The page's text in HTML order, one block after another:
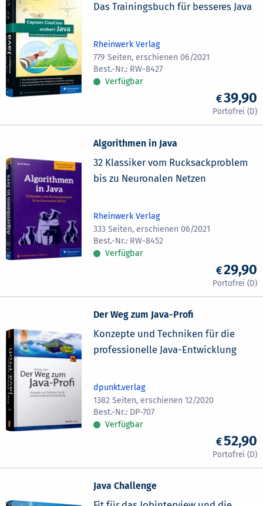
Das Trainingsbuch für besseres Java
Rheinwerk Verlag
779 Seiten, erschienen 06/2021
RW-8427
Verfügbar
39,90
Algorithmen in Java
32 Klassiker vom Rucksackproblem
bis zu Neuronalen Netzen
Rheinwerk Verlag
333 Seiten, erschienen 06/2021
RW-8452
Verfügbar
29,90
Der Weg zum Java-Profi
Konzepte und Techniken für die
professionelle Java-Entwicklung
dpunkt.verlag
1382 Seiten, erschienen 12/2020
DP-707
Verfügbar
52,90
Java Challenge